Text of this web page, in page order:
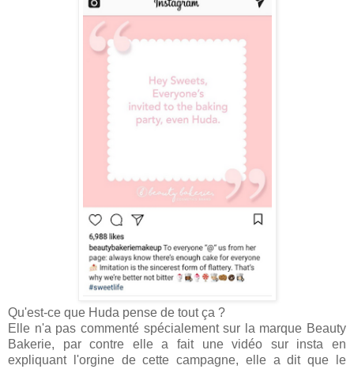
Qu'est-ce que Huda pense de tout ça ?
Elle n'a pas commenté spécialement sur la marque Beauty
Bakerie, par contre elle a fait une vidéo sur insta en
expliquant l'orgine de cette campagne, elle a dit que le